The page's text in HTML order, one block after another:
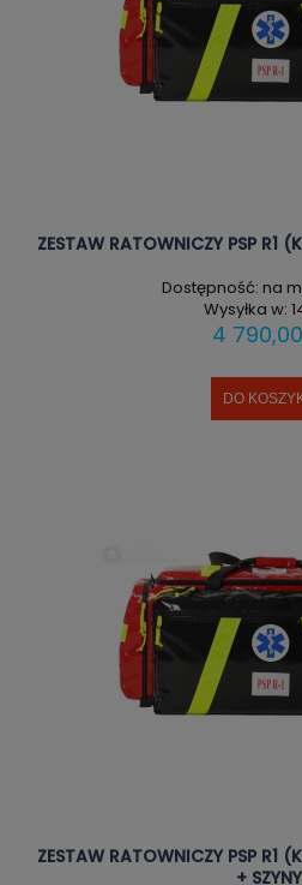
ZESTAW RATOWNICZY PSP R1
Dostępność: na
Wysyłka w:
4
DO
ZESTAW RATOWNICZY PSP R1
+ SZYNY